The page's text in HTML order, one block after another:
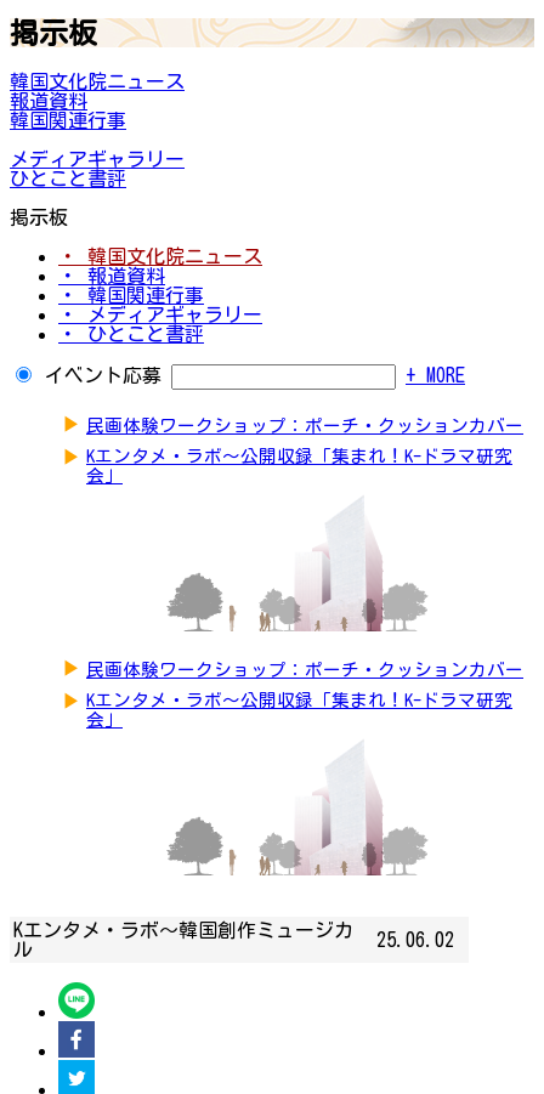
掲示板
韓国文化院ニュース
報道資料
韓国関連行事
メディアギャラリー
ひとこと書評
掲示板
・ 韓国文化院ニュース
・ 報道資料
・ 韓国関連行事
・ メディアギャラリー
・ ひとこと書評
イベント応募 + MORE
▶ 民画体験ワークショップ：ポーチ・クッションカバー
▶ Kエンタメ・ラボ～公開収録「集まれ！K-ドラマ研究
会」
▶ 民画体験ワークショップ：ポーチ・クッションカバー
▶ Kエンタメ・ラボ～公開収録「集まれ！K-ドラマ研究
会」
Kエンタメ・ラボ～韓国創作ミュージカ
ル
25.06.02